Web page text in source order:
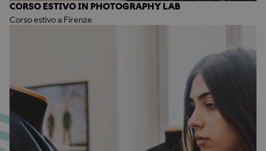
CORSO ESTIVO IN PHOTOGRAPHY LAB
Corso estivo a Firenze